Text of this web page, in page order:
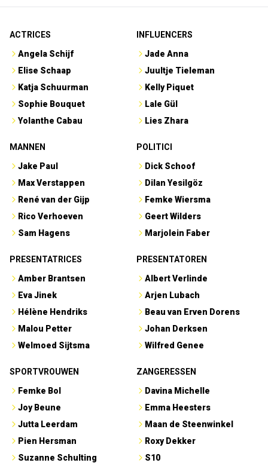
ACTRICES
Angela Schijf
Elise Schaap
Katja Schuurman
Sophie Bouquet
Yolanthe Cabau
INFLUENCERS
Jade Anna
Juultje Tieleman
Kelly Piquet
Lale Gül
Lies Zhara
MANNEN
Jake Paul
Max Verstappen
René van der Gijp
Rico Verhoeven
Sam Hagens
POLITICI
Dick Schoof
Dilan Yesilgöz
Femke Wiersma
Geert Wilders
Marjolein Faber
PRESENTATRICES
Amber Brantsen
Eva Jinek
Hélène Hendriks
Malou Petter
Welmoed Sijtsma
PRESENTATOREN
Albert Verlinde
Arjen Lubach
Beau van Erven Dorens
Johan Derksen
Wilfred Genee
SPORTVROUWEN
Femke Bol
Joy Beune
Jutta Leerdam
Pien Hersman
Suzanne Schulting
ZANGERESSEN
Davina Michelle
Emma Heesters
Maan de Steenwinkel
Roxy Dekker
S10